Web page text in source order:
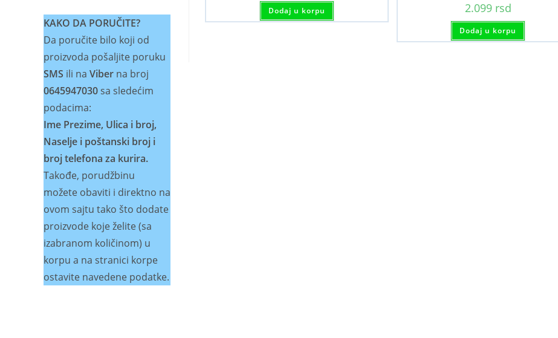
Dodaj u korpu 2.099 rsd
Dodaj u korpu
KAKO DA PORUČITE?
Da poručite bilo koji od
proizvoda pošaljite poruku
SMS ili na Viber na broj
0645947030sa sledećim
podacima:
Ime Prezime, Ulica i broj,
Naselje i poštanski broj i
broj telefona za kurira.
Takođe, porudžbinu
možete obaviti i direktno na
ovom sajtu tako što dodate
proizvode koje želite (sa
izabranom količinom) u
korpu a na stranici korpe
ostavite navedene podatke.